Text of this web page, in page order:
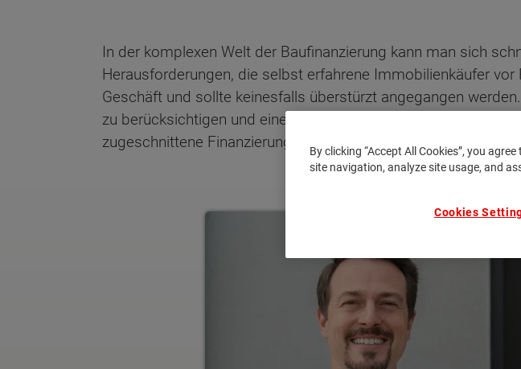
In der komplexen Welt der Baufinanzierung kann man sich
Herausforderungen, die selbst erfahrene Immobilienkäufer
Geschäft und sollte keinesfalls überstürzt angegangen
zu berücksichtigen und eine Vielzahl von Tipps und Tricks zu
zugeschnittene Finanzierung zu finden!By clicking “Accept All Cookies”, you
site navigation, analyze site usage, and
Cookies